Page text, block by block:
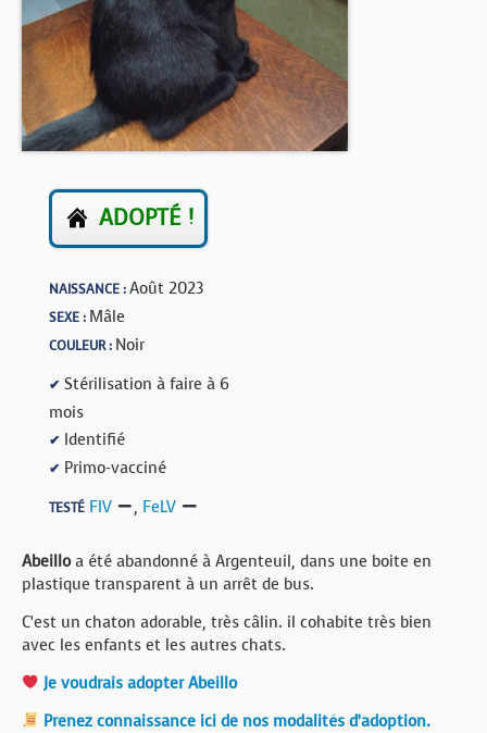
BOUTIQUE
FORUM
ADOPTÉ !
NAISSANCE :Août 2023
SEXE : Mâle
COULEUR : Noir
✔ Stérilisation à faire à 6
mois
✔ Identifié
✔ Primo-vacciné
TESTÉ FIV , FeLV
Abeilloa été abandonné à Argenteuil, dans une boite en
plastique transparent à un arrêt de bus.
C’est un chaton adorable, très câlin. il cohabite très bien
avec les enfants et les autres chats.
Je voudrais adopter Abeillo
Prenez connaissance ici de nos modalités d’adoption.